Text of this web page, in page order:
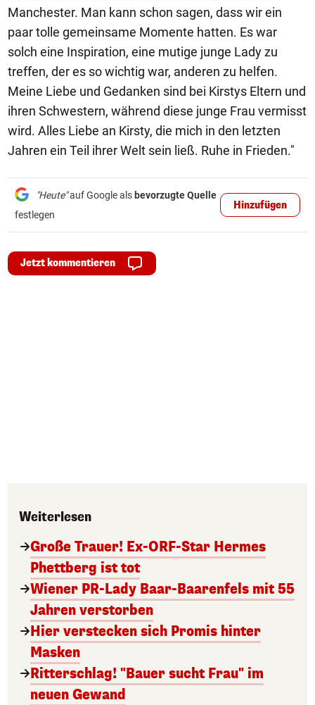
Manchester. Man kann schon sagen, dass wir ein
paar tolle gemeinsame Momente hatten. Es war
solch eine Inspiration, eine mutige junge Lady zu
treffen, der es so wichtig war, anderen zu helfen.
Meine Liebe und Gedanken sind bei Kirstys Eltern und
ihren Schwestern, während diese junge Frau vermisst
wird. Alles Liebe an Kirsty, die mich in den letzten
Jahren ein Teil ihrer Welt sein ließ. Ruhe in Frieden."
"Heute"auf Google als bevorzugte Quelle
festlegen
Hinzufügen
Jetzt kommentieren
Weiterlesen
Große Trauer! Ex-ORF-Star Hermes
Phettberg ist tot
Wiener PR-Lady Baar-Baarenfels mit 55
Jahren verstorben
Hier verstecken sich Promis hinter
Masken
Ritterschlag! "Bauer sucht Frau" im
neuen Gewand